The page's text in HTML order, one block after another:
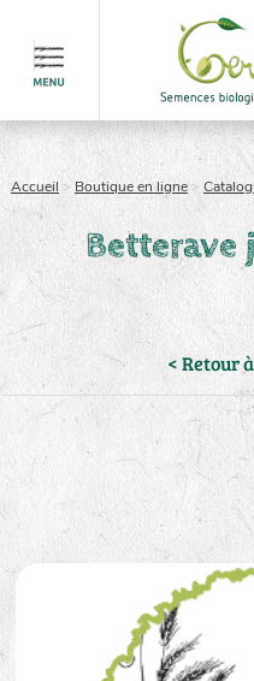
Accueil > Boutique en ligne >
Betterave
< Retour